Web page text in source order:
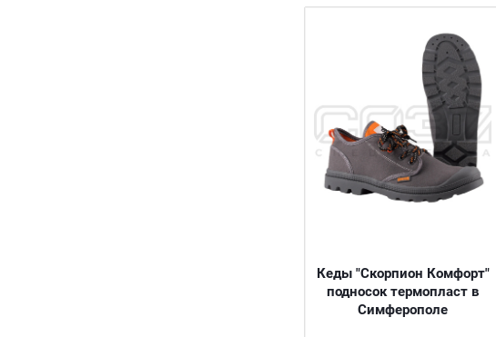
Кеды "Скорпион Комфорт"
подносок термопласт в
Симферополе